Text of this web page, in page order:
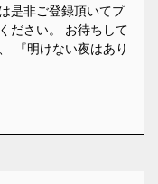
是非ご登録頂いてプ
ださい。 お待ちして
『明けない夜はあり